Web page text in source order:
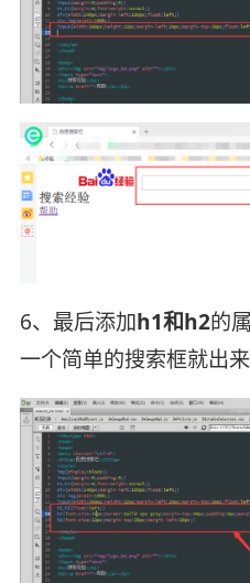
6、最后添加h1和h2的
一个简单的搜索框就出来